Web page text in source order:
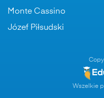
Monte Cassino
Józef Piłsudski
Wszelkie